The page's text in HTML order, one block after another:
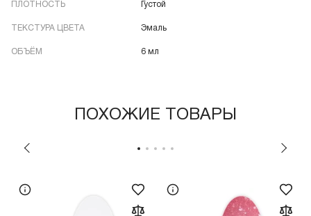
ПЛОТНОСТЬ Густой
ТЕКСТУРА ЦВЕТА Эмаль
ОБЪЁМ 6 мл
ПОХОЖИЕ ТОВАРЫ